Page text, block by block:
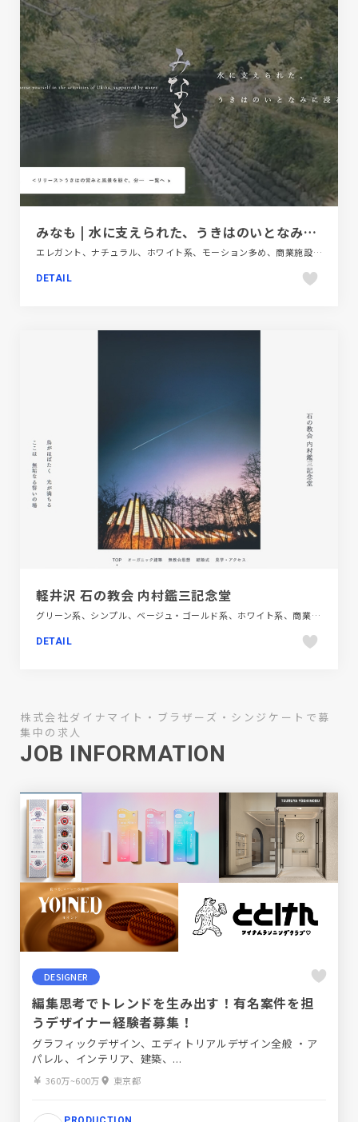
みなも | 水に支えられた、うきはのいとなみに浸る
エレガント、ナチュラル、ホワイト系、モーション多め、商業施設・レジャー、大きめ写真、施設・店舗サイト、旅行・ホテル・観光、日本テイスト
DETAIL
軽井沢 石の教会 内村鑑三記念堂
グリーン系、シンプル、ベージュ・ゴールド系、ホワイト系、商業施設・レジャー、大きめ写真、施設・店舗サイト
DETAIL
株式会社ダイナマイト・ブラザーズ・シンジケートで募
集中の求人
JOB INFORMATION
DESIGNER
編集思考でトレンドを生み出す！有名案件を担
うデザイナー経験者募集！
グラフィックデザイン、エディトリアルデザイン全般 ・ア
パレル、インテリア、建築、...
360万~600万 東京都